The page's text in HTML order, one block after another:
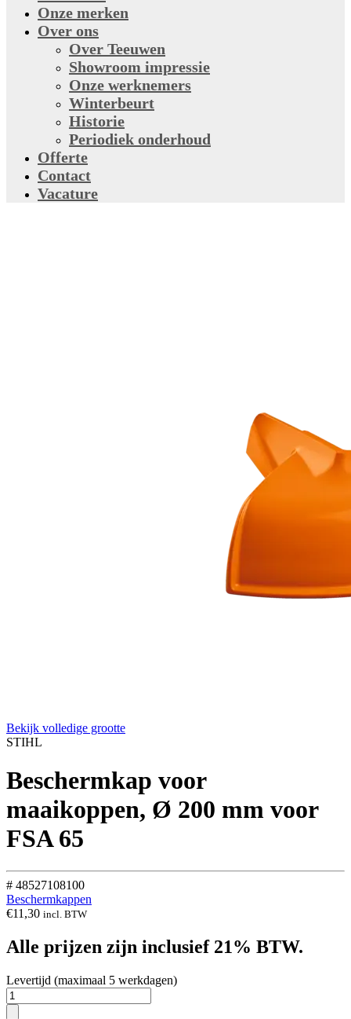
Onze merken
Over ons
Over Teeuwen
Showroom impressie
Onze werknemers
Winterbeurt
Historie
Periodiek onderhoud
Offerte
Contact
Vacature
Bekijk volledige grootte
STIHL
Beschermkap voor
maaikoppen, Ø 200 mm voor
FSA 65
# 48527108100
Beschermkappen
€11,30 incl. BTW
Alle prijzen zijn inclusief 21% BTW.
Levertijd (maximaal 5 werkdagen)